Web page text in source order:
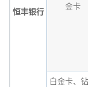
恒丰银行
金卡
白金卡、